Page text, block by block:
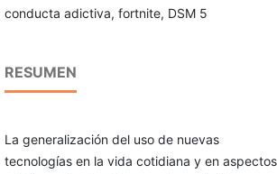
conducta adictiva, fortnite, DSM 5
RESUMEN
La generalización del uso de nuevas
tecnologías en la vida cotidiana y en aspectos